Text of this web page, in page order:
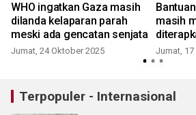
WHO ingatkan Gaza masih
dilanda kelaparan parah
meski ada gencatan senjata
Jumat, 24 Oktober 2025
masih
Jumat,
Terpopuler - Internasional